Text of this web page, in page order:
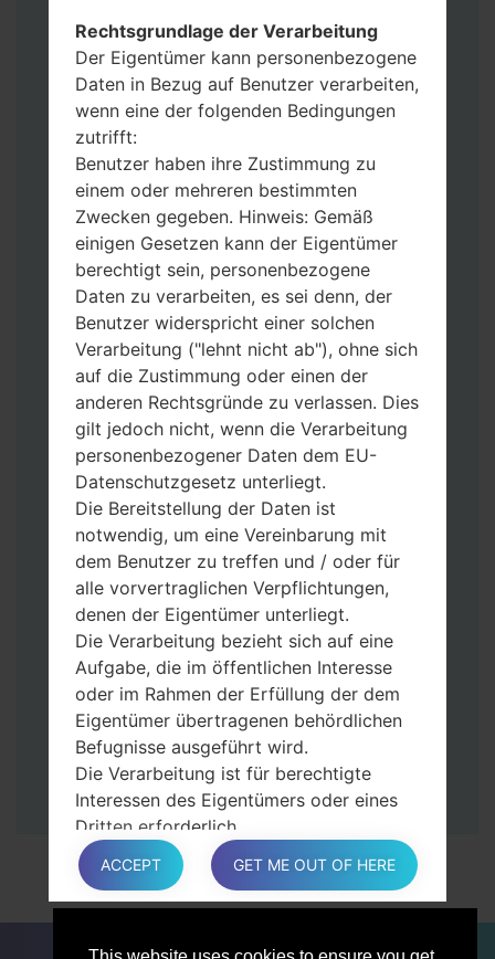
Dateien hinzu.
Wenn Sie das Telefon flashen und auf die
Werkseinstellungen zurücksetzen
möchten, wählen Sie CSC_***, in einem
anderen Fall wählen Sie HOME_CSC_***
um Ihre Daten zu speichern.
Jetzt schalten Sie das Gerät aus und
aktivieren Sie Download-Modus. Alle
Methoden, wie es geht:
Halten Sie die Power-, Lautstärke- und
Bixbi- Tasten gedrückt.
Halten Sie Lauter- und Leiser-Tasten
gedrückt. Schließen Sie das Telefon mit
einem USB-Kabel an den PC an.
Halten Sie die Power-, Lauter- und
Home-Tasten gedrückt.
Schließen Sie das USB-Kabel an und
halten Sie die Leiser- und Bixbi-Tasten
gedrückt.
Halten Sie die Power- und Lauter-
Tasten gedrückt.
Dann schließen Sie das Telefon an den PC
an, das Programm Odin erkennt Ihr Gerät
und „COM port number“ wird auf dem
Bildschirm angezeigt.
Geben Sie nur die „F. Reset”-Zeit und
„Auto-Rebot“ an.
Zum Schluss klicken Sie „Start“-Taste auf.
Ihr Gerät wird neu gestartet und von PC
getrennt.
Rechtsgrundlage der Verarbeitung
Der Eigentümer kann personenbezogene
Daten in Bezug auf Benutzer verarbeiten,
wenn eine der folgenden Bedingungen
zutrifft:
Benutzer haben ihre Zustimmung zu
einem oder mehreren bestimmten
Zwecken gegeben. Hinweis: Gemäß
einigen Gesetzen kann der Eigentümer
berechtigt sein, personenbezogene
Daten zu verarbeiten, es sei denn, der
Benutzer widerspricht einer solchen
Verarbeitung ("lehnt nicht ab"), ohne sich
auf die Zustimmung oder einen der
anderen Rechtsgründe zu verlassen. Dies
gilt jedoch nicht, wenn die Verarbeitung
personenbezogener Daten dem EU-
Datenschutzgesetz unterliegt.
Die Bereitstellung der Daten ist
notwendig, um eine Vereinbarung mit
dem Benutzer zu treffen und / oder für
alle vorvertraglichen Verpflichtungen,
denen der Eigentümer unterliegt.
Die Verarbeitung bezieht sich auf eine
Aufgabe, die im öffentlichen Interesse
oder im Rahmen der Erfüllung der dem
Eigentümer übertragenen behördlichen
Befugnisse ausgeführt wird.
Die Verarbeitung ist für berechtigte
Interessen des Eigentümers oder eines
Dritten erforderlich.
In jedem Fall hilft der Eigentümer gerne
bei der Erläuterung des für die
Verarbeitung geltenden rechtlichen
ACCEPT GET ME OUT OF HERE